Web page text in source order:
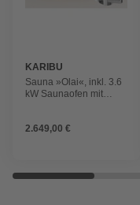
KARIBU
Sauna »Olai«, inkl. 3.6
kW Saunaofen mit
2.649,00 €